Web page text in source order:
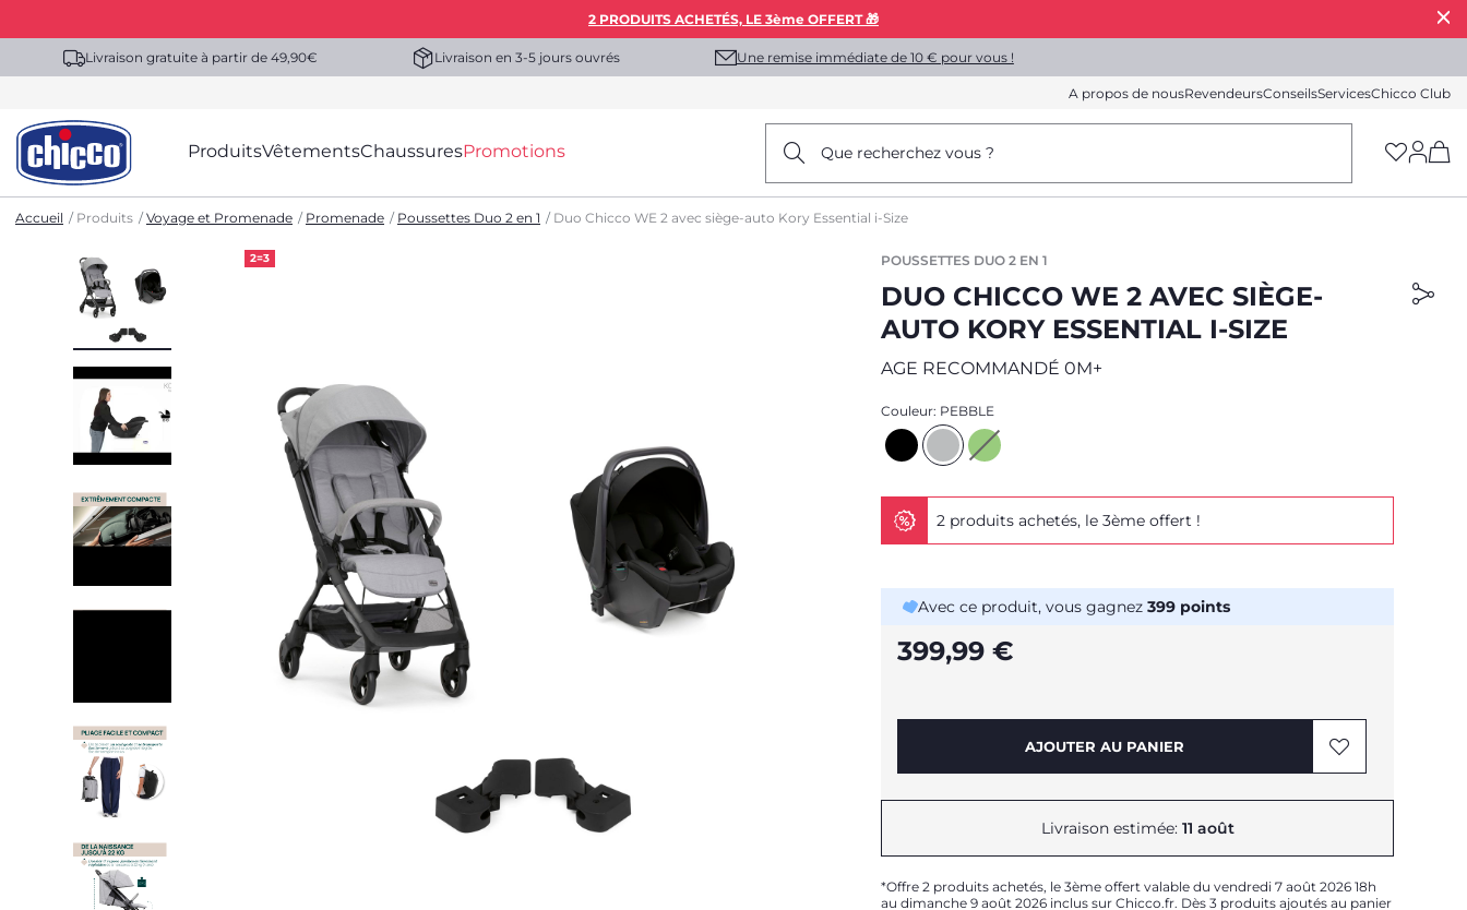
2 PRODUITS ACHETÉS, LE 3ème OFFERT 🎁
Livraison gratuite à partir de 49,90€ Livraison en 3-5 jours ouvrés Une remise immédiate de 10 € pour vous !
A propos de nousRevendeursConseilsServicesChicco Club
ProduitsVêtementsChaussuresPromotions Que recherchez vous ?
Accueil Produits Voyage et Promenade Promenade Poussettes Duo 2 en 1 Duo Chicco WE 2 avec siège-auto Kory Essential i-Size
2=3 POUSSETTES DUO 2 EN 1
DUO CHICCO WE 2 AVEC SIÈGE-
AUTO KORY ESSENTIAL I-SIZE
AGE RECOMMANDÉ 0M+
Couleur: PEBBLE
2 produits achetés, le 3ème offert !
Avec ce produit, vous gagnez 399 points
399,99 €
AJOUTER AU PANIER
Livraison estimée: 11 août
*Offre 2 produits achetés, le 3ème offert valable du vendredi 7 août 2026 18h
au dimanche 9 août 2026 inclus sur Chicco.fr. Dès 3 produits ajoutés au panier